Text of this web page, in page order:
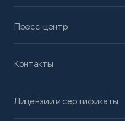
Пресс-центр
Контакты
Лицензии и сертификаты